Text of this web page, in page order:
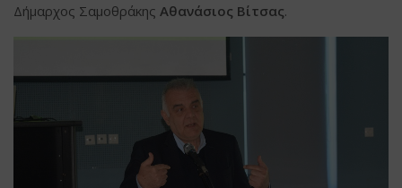
Δήμαρχος Σαμοθράκης Αθανάσιος Βίτσας.